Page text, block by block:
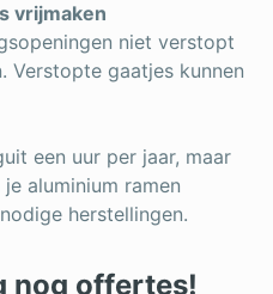
vrijmaken
niet verstopt
gaatjes kunnen
een uur per jaar, maar
aluminium ramen
herstellingen.
nog offertes!